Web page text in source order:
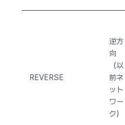
REVERSE
逆方
向
（以
前ネ
ット
ワー
ク）